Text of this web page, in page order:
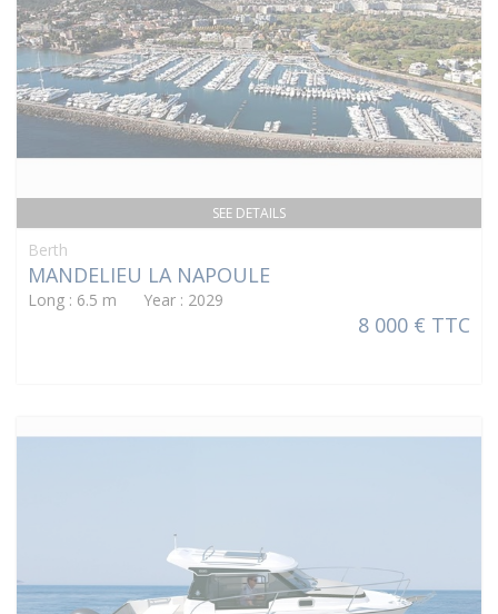
SEE DETAILS
Berth
MANDELIEU LA NAPOULE
Long : 6.5 m Year : 2029
8 000 € TTC